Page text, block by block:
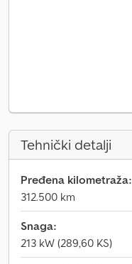
Tehnički detalji
Pređena kilometraža:
312.500 km
Snaga:
213 kW (289,60 KS)